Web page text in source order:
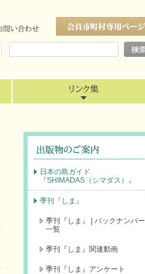
日本の島ガイド
『SHIMADAS（シマダス）』
季刊『しま』
季刊『しま』 | バックナンバー
一覧
季刊『しま』関連動画
季刊『しま』アンケート